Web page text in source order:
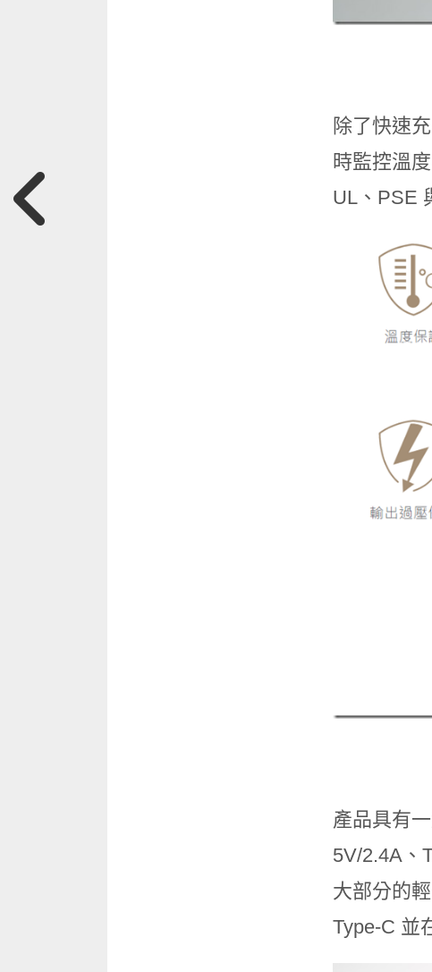
除了快速
時監控溫
UL、PSE
產品具有
5V/2.4A、
大部分的
Type-C 並